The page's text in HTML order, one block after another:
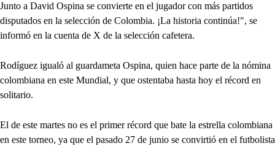
Junto a David Ospina se convierte en el jugador con más partidos
disputados en la selección de Colombia. ¡La historia continúa!", se
informó en la cuenta de X de la selección cafetera.
Rodíguez igualó al guardameta Ospina, quien hace parte de la nómina
colombiana en este Mundial, y que ostentaba hasta hoy el récord en
solitario.
El de este martes no es el primer récord que bate la estrella colombiana
en este torneo, ya que el pasado 27 de junio se convirtió en el futbolista